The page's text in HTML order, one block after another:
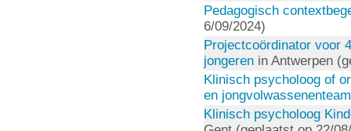
Pedagogisch
6/09/2024)
Projectcoördinator voor
jongeren in Antwerpen
Klinisch psycholoog of
en jongvolwassenenteam
Klinisch psycholoog